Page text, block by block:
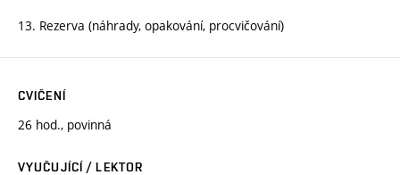
13. Rezerva (náhrady, opakování, procvičování)
CVIČENÍ
26 hod., povinná
VYUČUJÍCÍ / LEKTOR